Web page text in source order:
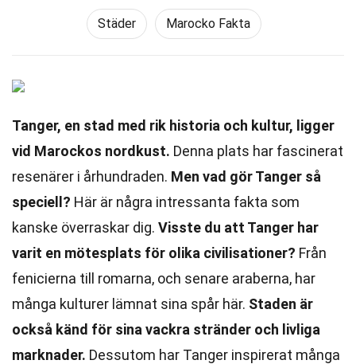
Städer Marocko Fakta
Tanger, en stad med rik historia och kultur, ligger
vid Marockos nordkust. Denna plats har fascinerat
resenärer i århundraden. Men vad gör Tanger så
speciell? Här är några intressanta fakta som
kanske överraskar dig. Visste du att Tanger har
varit en mötesplats för olika civilisationer? Från
fenicierna till romarna, och senare araberna, har
många kulturer lämnat sina spår här. Staden är
också känd för sina vackra stränder och livliga
marknader. Dessutom har Tanger inspirerat många